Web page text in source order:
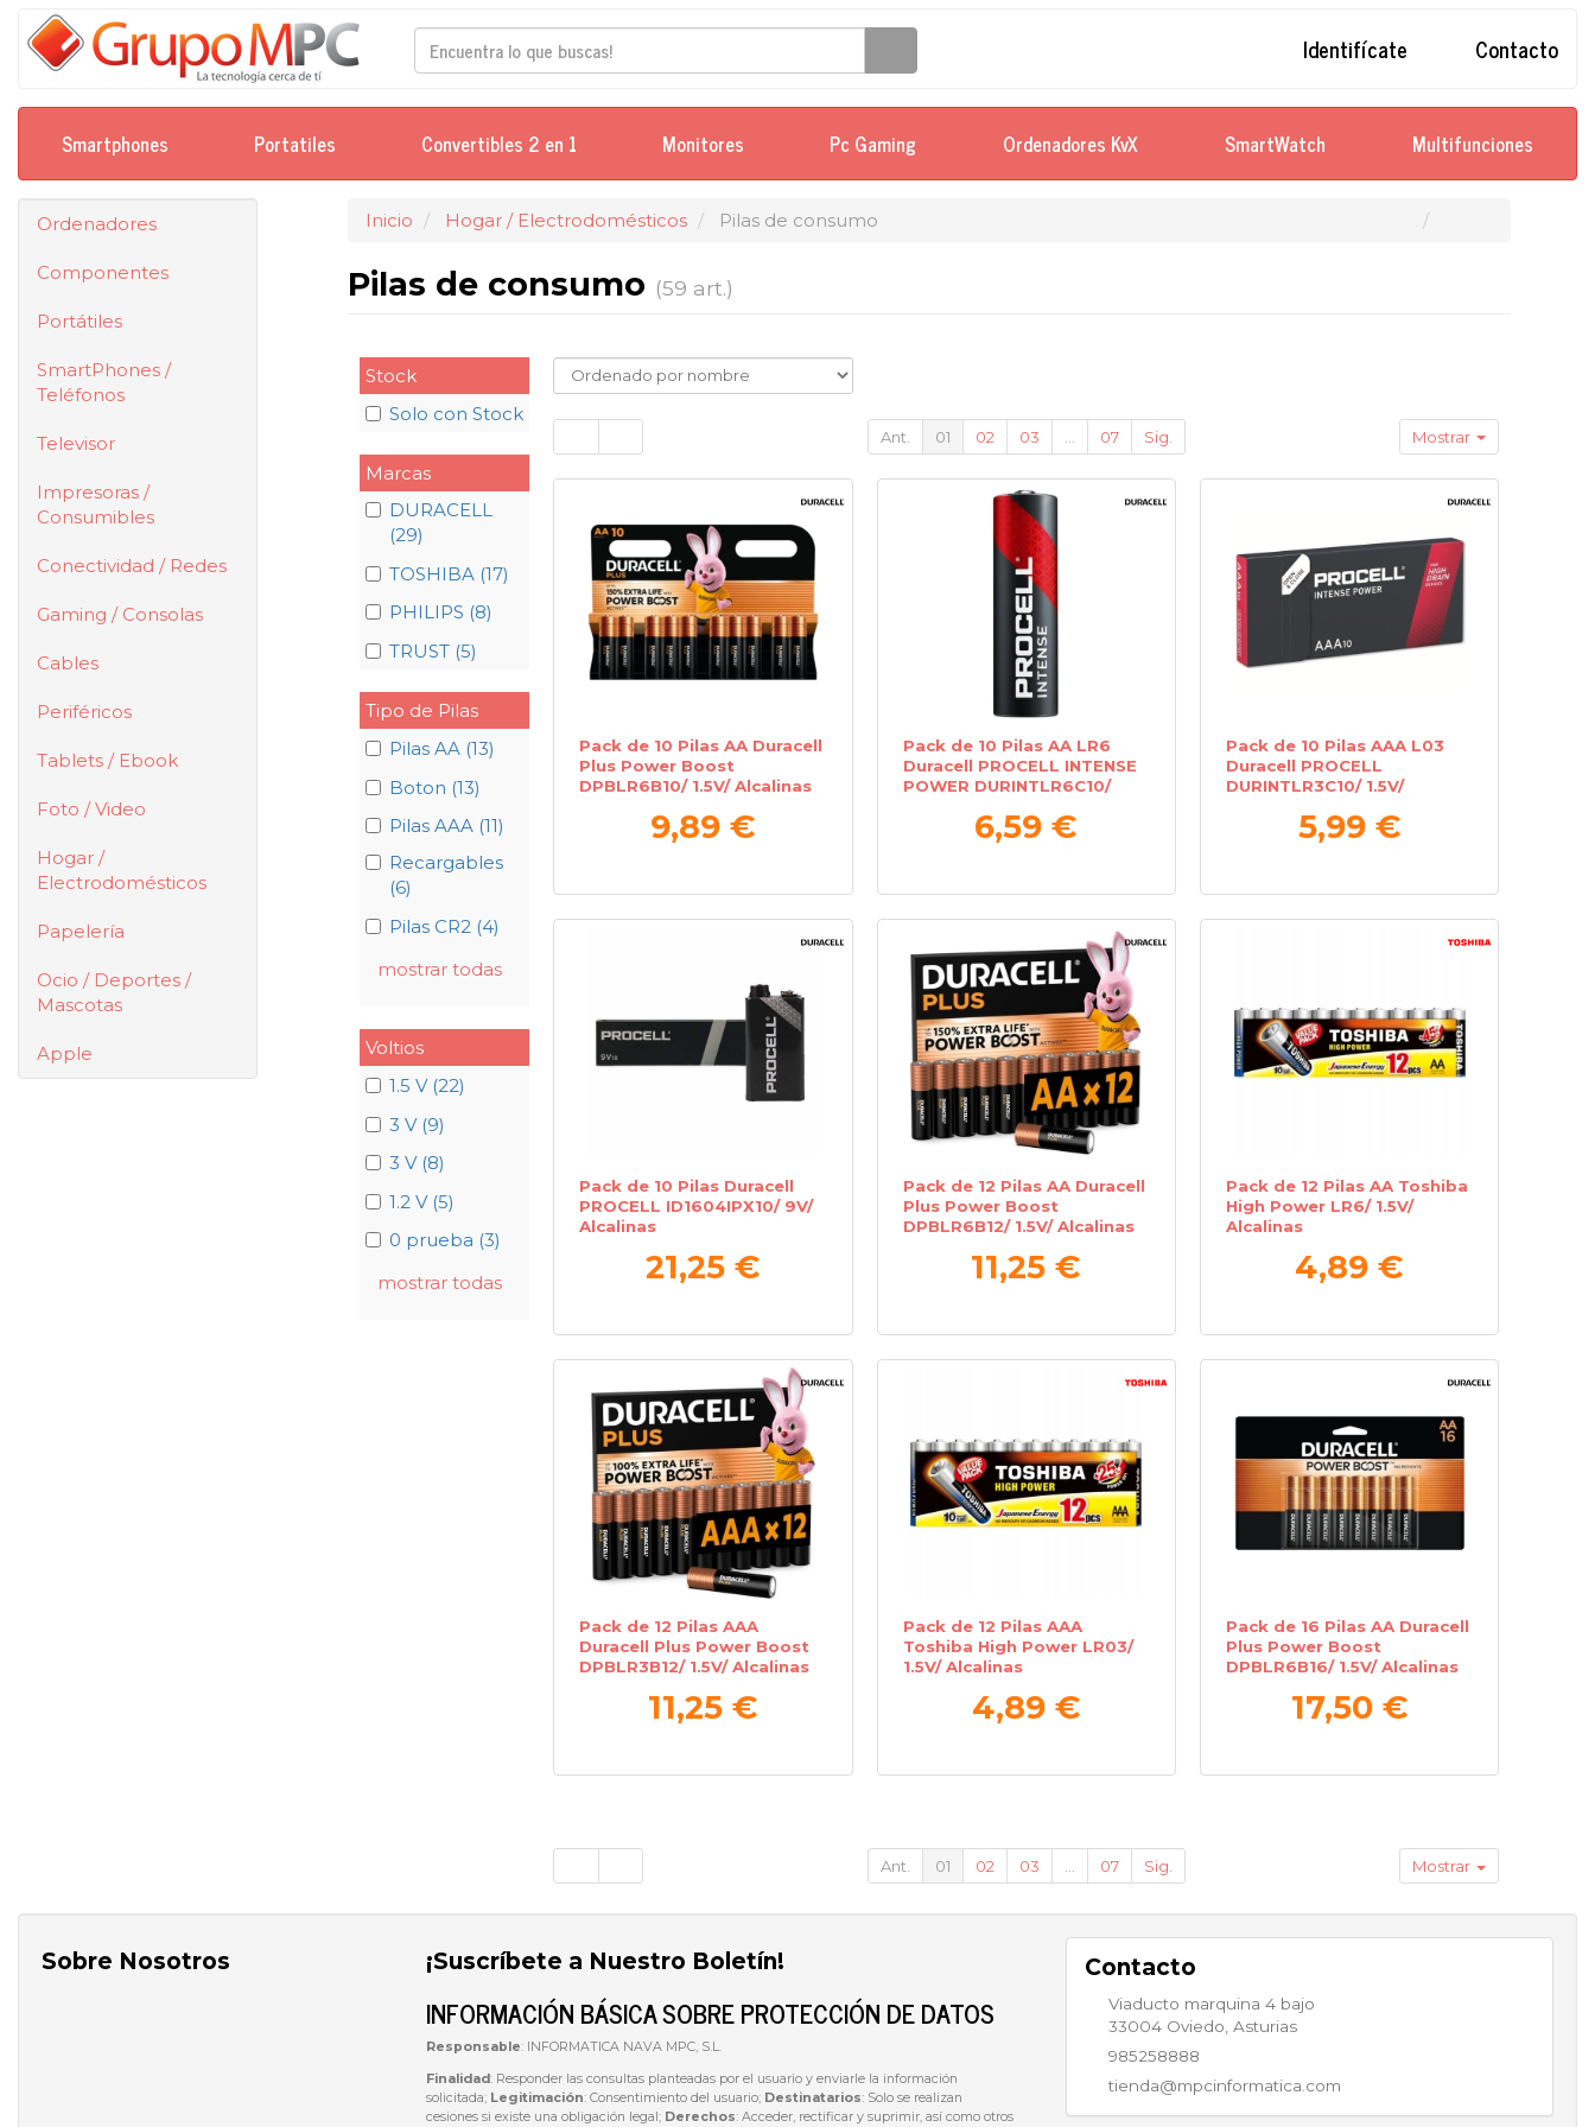
Identifícate Contacto
Smartphones Portatiles Convertibles 2 en 1 Monitores Pc Gaming Ordenadores KvX SmartWatch Multifunciones
Ordenadores
Componentes
Portátiles
SmartPhones /
Teléfonos
Televisor
Impresoras /
Consumibles
Conectividad / Redes
Gaming / Consolas
Cables
Periféricos
Tablets / Ebook
Foto / Video
Hogar /
Electrodomésticos
Papelería
Ocio / Deportes /
Mascotas
Apple
Inicio Hogar / Electrodomésticos Pilas de consumo
Pilas de consumo (59 art.)
Stock
Solo con Stock
Marcas
DURACELL
(29)
TOSHIBA (17)
PHILIPS (8)
TRUST (5)
Tipo de Pilas
Pilas AA (13)
Boton (13)
Pilas AAA (11)
Recargables
(6)
Pilas CR2 (4)
mostrar todas
Voltios
1.5 V (22)
3 V (9)
3 V (8)
1.2 V (5)
0 prueba (3)
mostrar todas
Ant. 01 02 03 07 Sig. Mostrar
Pack de 10 Pilas AA Duracell
Plus Power Boost
DPBLR6B10/ 1.5V/ Alcalinas
9,89 €
Pack de 10 Pilas AA LR6
Duracell PROCELL INTENSE
POWER DURINTLR6C10/
6,59 €
Pack de 10 Pilas AAA L03
Duracell PROCELL
DURINTLR3C10/ 1.5V/
5,99 €
Pack de 10 Pilas Duracell
PROCELL ID1604IPX10/ 9V/
Alcalinas
21,25 €
Pack de 12 Pilas AA Duracell
Plus Power Boost
DPBLR6B12/ 1.5V/ Alcalinas
11,25 €
Pack de 12 Pilas AA Toshiba
High Power LR6/ 1.5V/
Alcalinas
4,89 €
Pack de 12 Pilas AAA
Duracell Plus Power Boost
DPBLR3B12/ 1.5V/ Alcalinas
11,25 €
Pack de 12 Pilas AAA
Toshiba High Power LR03/
1.5V/ Alcalinas
4,89 €
Pack de 16 Pilas AA Duracell
Plus Power Boost
DPBLR6B16/ 1.5V/ Alcalinas
17,50 €
Ant. 01 02 03 07 Sig. Mostrar
Sobre Nosotros ¡Suscríbete a Nuestro Boletín!
INFORMACIÓN BÁSICA SOBRE PROTECCIÓN DE DATOS
Responsable: INFORMATICA NAVA MPC, S.L.
Finalidad: Responder las consultas planteadas por el usuario y enviarle la información
solicitada; Legitimación: Consentimiento del usuario; Destinatarios: Solo se realizan
cesiones si existe una obligación legal; Derechos: Acceder, rectificar y suprimir, así como otros
Contacto
Viaducto marquina 4 bajo
33004 Oviedo Asturias
985258888
tienda@mpcinformatica.com